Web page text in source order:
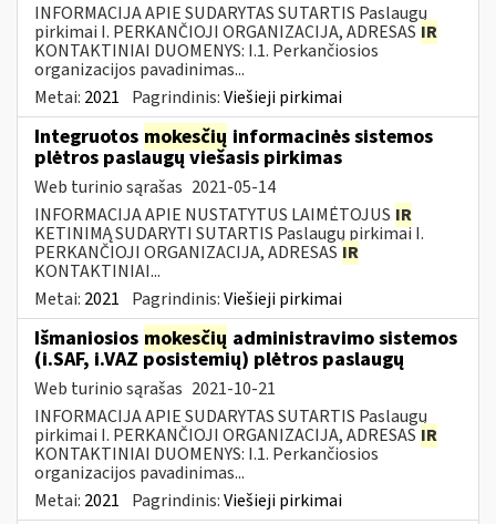
INFORMACIJA APIE SUDARYTAS SUTARTIS Paslaugų
pirkimai I. PERKANČIOJI ORGANIZACIJA, ADRESAS IR
KONTAKTINIAI DUOMENYS: I.1. Perkančiosios
organizacijos pavadinimas...
Metai: 2021 Pagrindinis:Viešieji pirkimai
Integruotos mokesčių informacinės sistemos
plėtros paslaugų viešasis pirkimas
Web turinio sąrašas 2021-05-14
INFORMACIJA APIE NUSTATYTUS LAIMĖTOJUS IR
KETINIMĄ SUDARYTI SUTARTIS Paslaugų pirkimai I.
PERKANČIOJI ORGANIZACIJA, ADRESAS IR
KONTAKTINIAI...
Metai: 2021 Pagrindinis:Viešieji pirkimai
Išmaniosios mokesčių administravimo sistemos
(i.SAF, i.VAZ posistemių) plėtros paslaugų
Web turinio sąrašas 2021-10-21
INFORMACIJA APIE SUDARYTAS SUTARTIS Paslaugų
pirkimai I. PERKANČIOJI ORGANIZACIJA, ADRESAS IR
KONTAKTINIAI DUOMENYS: I.1. Perkančiosios
organizacijos pavadinimas...
Metai: 2021 Pagrindinis:Viešieji pirkimai